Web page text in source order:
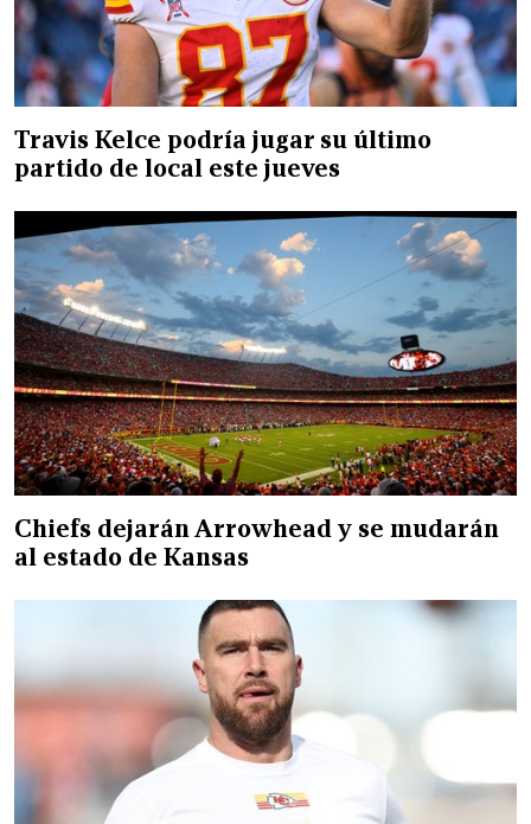
Travis Kelce podría jugar su último
partido de local este jueves
Chiefs dejarán Arrowhead y se mudarán
al estado de Kansas